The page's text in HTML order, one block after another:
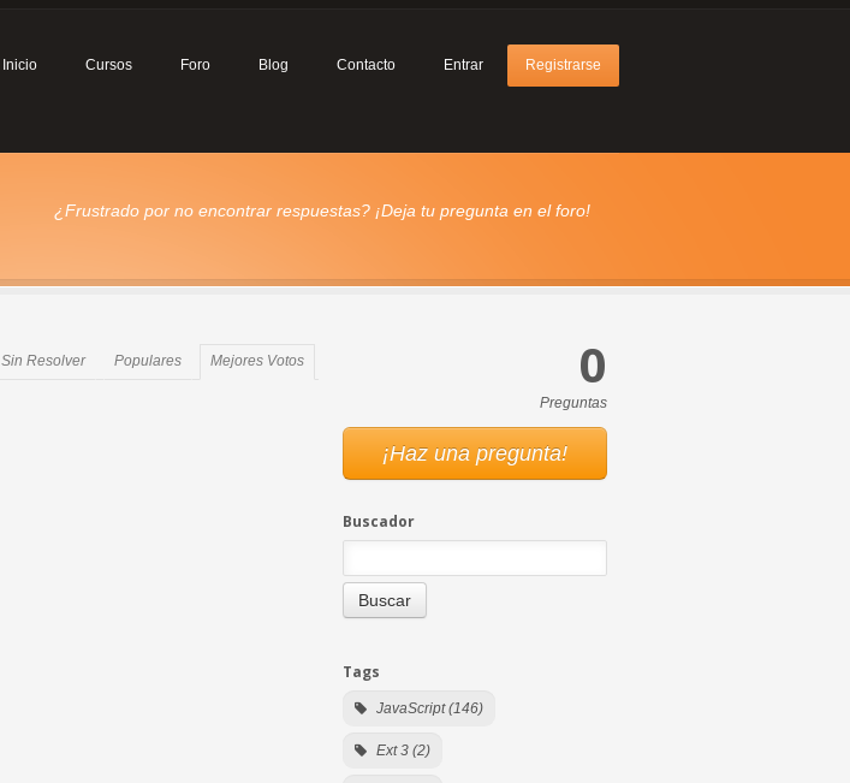
Inicio Cursos Foro Blog Contacto Entrar Registrarse
¿Frustrado por no encontrar respuestas? ¡Deja tu pregunta en el foro!
Mejores Votos
Populares
Sin Resolver 0
Preguntas
¡Haz una pregunta!
Buscador
Tags
JavaScript (146)
Ext 3 (2)